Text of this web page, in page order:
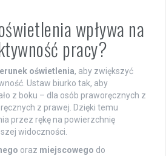
wpływa na
pracy?
oświetlenia, aby zwiększyć
Ustaw biurko tak, aby
z boku – dla osób praworęcznych z
z prawej. Dzięki temu
przez rękę na powierzchnię
widoczności.
oraz miejscowego do